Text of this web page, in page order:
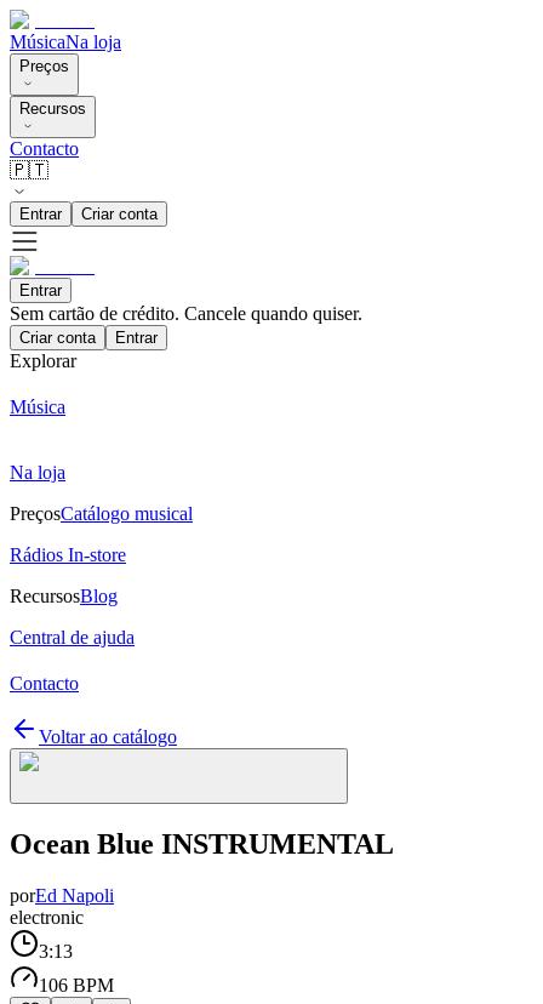
MúsicaNa loja
Preços
Recursos
Contacto
🇵🇹
Entrar Criar conta
Entrar
Sem cartão de crédito. Cancele quando quiser.
Criar conta Entrar
Explorar
Música
Na loja
PreçosCatálogo musical
Rádios In-store
RecursosBlog
Central de ajuda
Contacto
Voltar ao catálogo
Ocean Blue INSTRUMENTAL
porEd Napoli
electronic
3:13
106 BPM